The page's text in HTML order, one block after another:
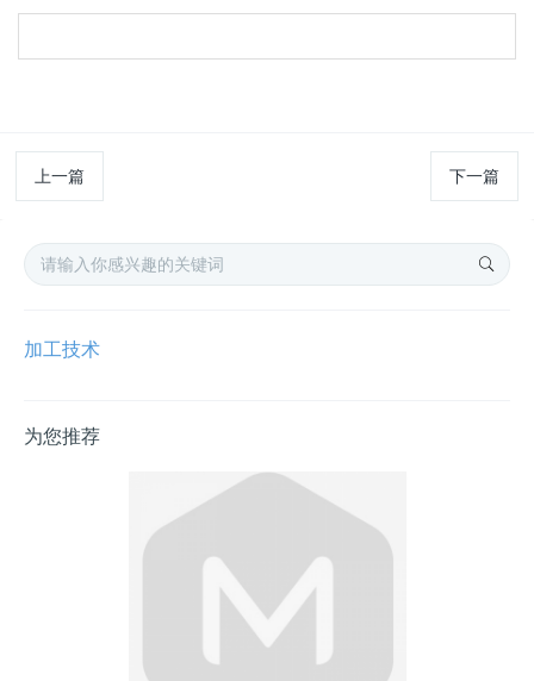
上一篇 下一篇
加工技术
为您推荐